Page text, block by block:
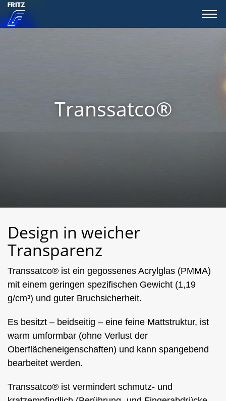
Transsatco®
Design in weicher
Transparenz
Transsatco® ist ein gegossenes Acrylglas (PMMA)
mit einem geringen spezifischen Gewicht (1,19
g/cm³) und guter Bruchsicherheit.
Es besitzt – beidseitig – eine feine Mattstruktur, ist
warm umformbar (ohne Verlust der
Oberflächeneigenschaften) und kann spangebend
bearbeitet werden.
Transsatco® ist vermindert schmutz- und